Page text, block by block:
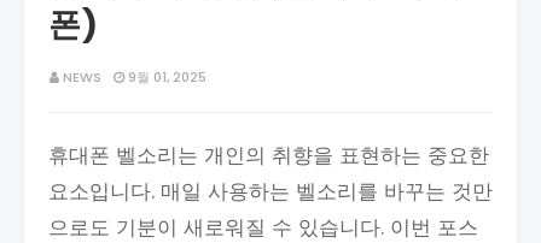
폰)
NEWS 9월 01, 2025
휴대폰 벨소리는 개인의 취향을 표현하는 중요한
요소입니다. 매일 사용하는 벨소리를 바꾸는 것만
으로도 기분이 새로워질 수 있습니다. 이번 포스